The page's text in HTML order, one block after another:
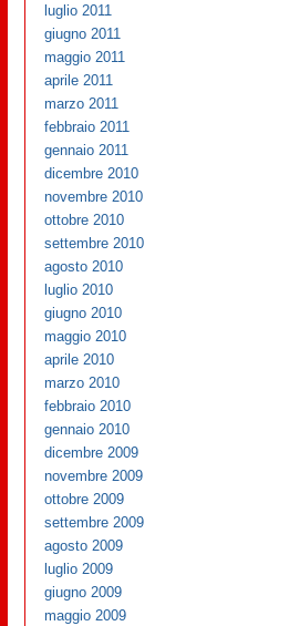
luglio 2011
giugno 2011
maggio 2011
aprile 2011
marzo 2011
febbraio 2011
gennaio 2011
dicembre 2010
novembre 2010
ottobre 2010
settembre 2010
agosto 2010
luglio 2010
giugno 2010
maggio 2010
aprile 2010
marzo 2010
febbraio 2010
gennaio 2010
dicembre 2009
novembre 2009
ottobre 2009
settembre 2009
agosto 2009
luglio 2009
giugno 2009
maggio 2009